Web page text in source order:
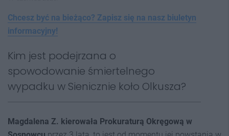
Chcesz być na bieżąco? Zapisz się na nasz biuletyn
informacyjny!
Kim jest podejrzana o
spowodowanie śmiertelnego
wypadku w Sienicznie koło Olkusza?
Magdalena Z. kierowała Prokuraturą Okręgową w